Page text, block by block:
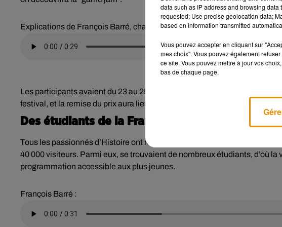
Explications de François Barré, chargé de programmation Histoire :
Les participants avaient du 23 au 25 septembre pour créer leur jeu vidéo.
festival, et la remise du prix aura lieu le dimanche 9 octobre.
Des étudiants de la France entière
Tous les passionnés d’Histoire ont rendez-vous à Blois pendant ces 4
40 000 visiteurs. Parmi eux, se trouvaient de nombreux étudiants, d’où
programmation accessible aux plus jeunes.
François Barré :
data such as IP address and browsing
requested; Use precise geolocation data;
based on information transmitted
Vous pouvez accepter en cliquant sur
mes choix". Vous pouvez également
ce site. Vous pouvez mettre à jour vos
bas de chaque page.